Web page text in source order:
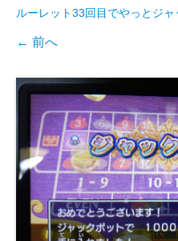
ルーレット33回目でやっとジ
← 前へ